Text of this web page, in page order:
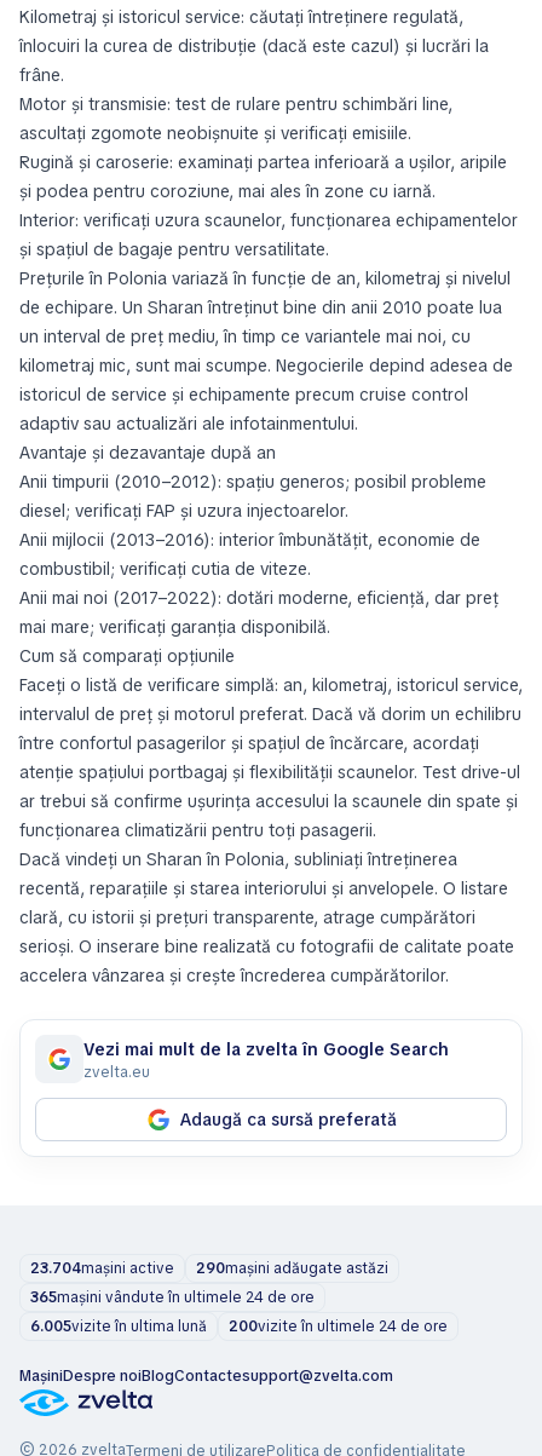
Kilometraj și istoricul service: căutați întreținere regulată,
înlocuiri la curea de distribuție (dacă este cazul) și lucrări la
frâne.
Motor și transmisie: test de rulare pentru schimbări line,
ascultați zgomote neobișnuite și verificați emisiile.
Rugină și caroserie: examinați partea inferioară a ușilor, aripile
și podea pentru coroziune, mai ales în zone cu iarnă.
Interior: verificați uzura scaunelor, funcționarea echipamentelor
și spațiul de bagaje pentru versatilitate.
Prețurile în Polonia variază în funcție de an, kilometraj și nivelul
de echipare. Un Sharan întreținut bine din anii 2010 poate lua
un interval de preț mediu, în timp ce variantele mai noi, cu
kilometraj mic, sunt mai scumpe. Negocierile depind adesea de
istoricul de service și echipamente precum cruise control
adaptiv sau actualizări ale infotainmentului.
Avantaje și dezavantaje după an
Anii timpurii (2010–2012): spațiu generos; posibil probleme
diesel; verificați FAP și uzura injectoarelor.
Anii mijlocii (2013–2016): interior îmbunătățit, economie de
combustibil; verificați cutia de viteze.
Anii mai noi (2017–2022): dotări moderne, eficiență, dar preț
mai mare; verificați garanția disponibilă.
Cum să comparați opțiunile
Faceți o listă de verificare simplă: an, kilometraj, istoricul service,
intervalul de preț și motorul preferat. Dacă vă dorim un echilibru
între confortul pasagerilor și spațiul de încărcare, acordați
atenție spațiului portbagaj și flexibilității scaunelor. Test drive-ul
ar trebui să confirme ușurința accesului la scaunele din spate și
funcționarea climatizării pentru toți pasagerii.
Dacă vindeți un Sharan în Polonia, subliniați întreținerea
recentă, reparațiile și starea interiorului și anvelopele. O listare
clară, cu istorii și prețuri transparente, atrage cumpărători
serioși. O inserare bine realizată cu fotografii de calitate poate
accelera vânzarea și crește încrederea cumpărătorilor.
Vezi mai mult de la zvelta în Google Search
zvelta.eu
Adaugă ca sursă preferată
23.704mașini active 290mașini adăugate astăzi
365mașini vândute în ultimele 24 de ore
6.005vizite în ultima lună 200vizite în ultimele 24 de ore
MașiniDespre noiBlogContactesupport@zvelta.com
© 2026 zveltaTermeni de utilizarePolitica de confidențialitate